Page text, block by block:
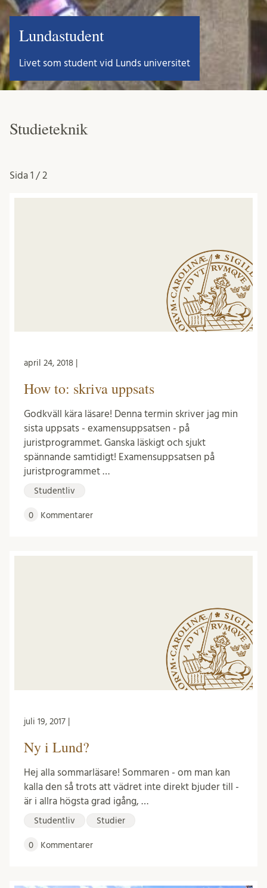
Lundastudent
Livet som student vid Lunds universitet
Studieteknik
Sida 1 / 2
april 24, 2018 |
How to: skriva uppsats
Godkväll kära läsare! Denna termin skriver jag min
sista uppsats - examensuppsatsen - på
juristprogrammet. Ganska läskigt och sjukt
spännande samtidigt! Examensuppsatsen på
juristprogrammet …
Studentliv
0 Kommentarer
juli 19, 2017 |
Ny i Lund?
Hej alla sommarläsare! Sommaren - om man kan
kalla den så trots att vädret inte direkt bjuder till -
är i allra högsta grad igång, …
Studentliv Studier
0 Kommentarer